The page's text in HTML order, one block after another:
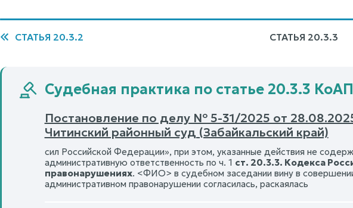
СТАТЬЯ 20.3.2 СТАТЬЯ 20.3.3
Судебная практика по статье 20.3.3
Постановление по делу № 5-31/2025 от
Читинский районный суд (Забайкальский край)
сил Российской Федерации», при этом, указанные действия не
административную ответственность по ч. 1 ст. 20.3.3. Кодекса
правонарушениях. <ФИО> в судебном заседании вину в
административном правонарушении согласилась, раскаялась